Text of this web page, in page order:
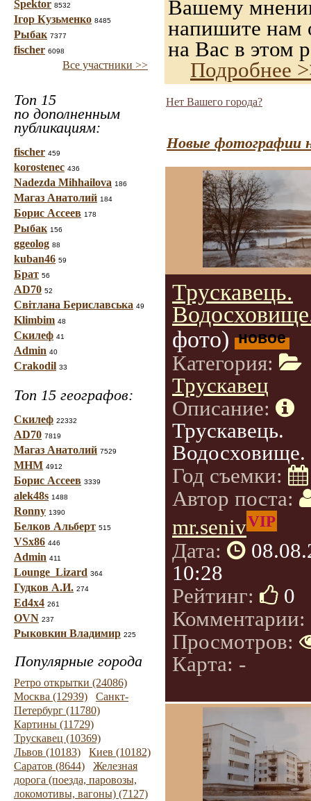
Spektor 8532
Ігор Кузьменко 8485
Рыбак 7377
fischer 6098
Все участники >>
Топ 15
по дополненным
публикациям:
fischer 459
korostenec 436
Nadezda Mihhailova 186
Магаз Анатолий 184
Борис Ассеев 178
Рыбак 156
ggeolog 88
kuban46 59
Брат 56
AD70 52
Світлана Бериславська 49
Klimbim 48
Скилеф 41
Admin 40
Crakodil 33
Топ 15 географов:
Скилеф 22332
AD70 7819
Магаз Анатолий 7529
МНМ 4912
Борис Ассеев 3339
alek48s 1488
Ronny 1390
Белков Альберт 515
VSx86 446
Admin 411
Lounge_Lizard 364
Гудков А.И. 274
Ed4x4 261
OVN 237
Рыковкин Владимир 225
Популярные города
Ретро открытки (24086)
Москва (12939)
Санкт-
Петербург (11780)
Картины (11729)
Трускавец (10369)
Львов (10183)
Киев (10182)
Саратов (8644)
Железная
дорога (поезда, паровозы,
локомотивы, вагоны) (7127)
Вашему
напишите нам
на Вас в этом
Подробнее
Нет Вашего города?
Новые фотографии
Трускавець.
фото) новое
Категория:
Трускавец
Описание:
Трускавець.
Водосховище.
Год съемки:
Автор поста:
mr.senivVIP
Дата:
10:28
Рейтинг:
0
Комментарии:
Просмотров:
Карта: -